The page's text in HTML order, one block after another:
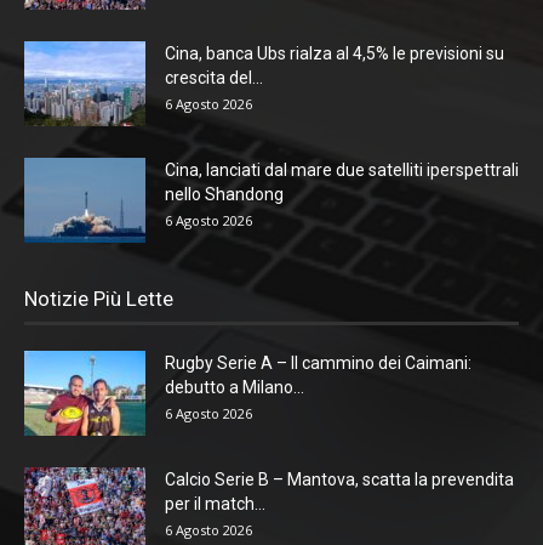
Cina, banca Ubs rialza al 4,5% le previsioni su
crescita del...
6 Agosto 2026
Cina, lanciati dal mare due satelliti iperspettrali
nello Shandong
6 Agosto 2026
Notizie Più Lette
Rugby Serie A – Il cammino dei Caimani:
debutto a Milano...
6 Agosto 2026
Calcio Serie B – Mantova, scatta la prevendita
per il match...
6 Agosto 2026